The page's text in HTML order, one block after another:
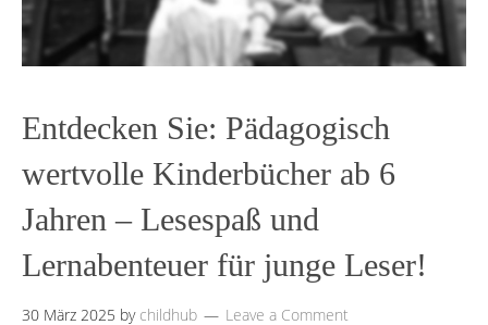
Entdecken Sie: Pädagogisch
wertvolle Kinderbücher ab 6
Jahren – Lesespaß und
Lernabenteuer für junge Leser!
30 März 2025 by childhub Leave a Comment